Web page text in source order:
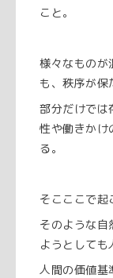
こと。
様々なものが
も、秩序が保
部分だけでは
性や働きかけ
る。
そこここで起
そのような自
ようとしても
人間の価値基